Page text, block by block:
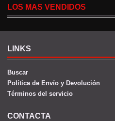
LOS MAS VENDIDOS
LINKS
Buscar
Política de Envío y Devolución
Términos del servicio
CONTACTA